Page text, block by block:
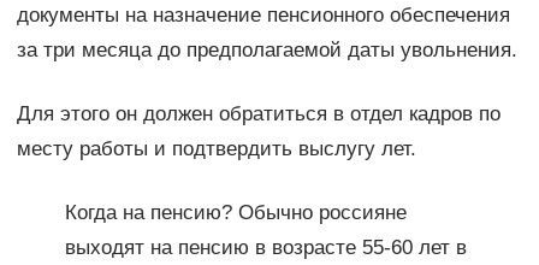
документы на назначение пенсионного обеспечения
за три месяца до предполагаемой даты увольнения.
Для этого он должен обратиться в отдел кадров по
месту работы и подтвердить выслугу лет.
Когда на пенсию? Обычно россияне
выходят на пенсию в возрасте 55-60 лет в